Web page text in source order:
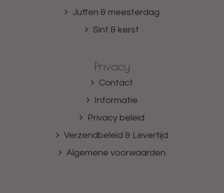
Juffen & meesterdag
Sint & kerst
Privacy
Contact
Informatie
Privacy beleid
Verzendbeleid & Levertijd
Algemene voorwaarden